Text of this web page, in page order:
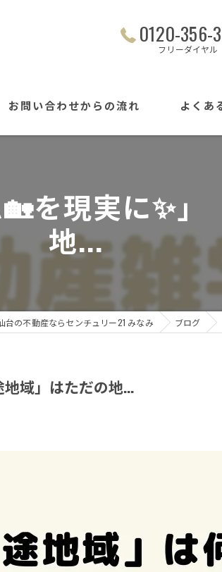
0120-356-
フリーダイヤル
お問い合わせからの流れ よくあ
を現実に✨
地...
台の不動産ならセンチュリー21 みなみ ブログ
地域」はただの地...